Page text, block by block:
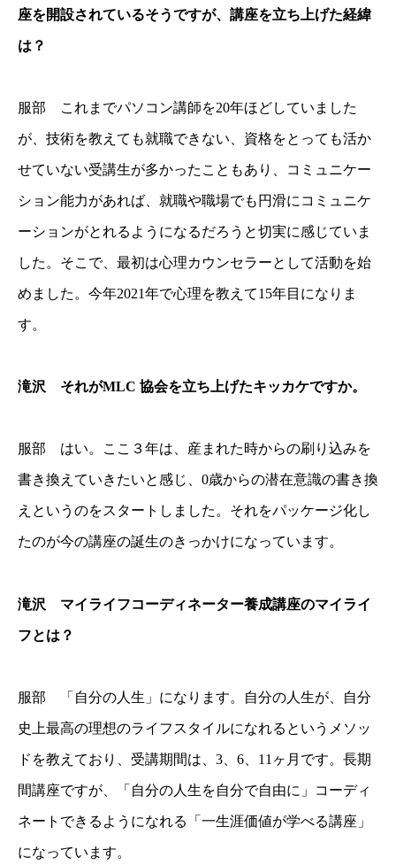
座を開設されているそうですが、講座を立ち上げた経緯
は？
服部 これまでパソコン講師を20年ほどしていました
が、技術を教えても就職できない、資格をとっても活か
せていない受講生が多かったこともあり、コミュニケー
ション能力があれば、就職や職場でも円滑にコミュニケ
ーションがとれるようになるだろうと切実に感じていま
した。そこで、最初は心理カウンセラーとして活動を始
めました。今年2021年で心理を教えて15年目になりま
す。
滝沢 それがMLC 協会を立ち上げたキッカケですか。
服部 はい。ここ３年は、産まれた時からの刷り込みを
書き換えていきたいと感じ、0歳からの潜在意識の書き換
えというのをスタートしました。それをパッケージ化し
たのが今の講座の誕生のきっかけになっています。
滝沢 マイライフコーディネーター養成講座のマイライ
フとは？
服部 「自分の人生」になります。自分の人生が、自分
史上最高の理想のライフスタイルになれるというメソッ
ドを教えており、受講期間は、3、6、11ヶ月です。長期
間講座ですが、「自分の人生を自分で自由に」コーディ
ネートできるようになれる「一生涯価値が学べる講座」
になっています。